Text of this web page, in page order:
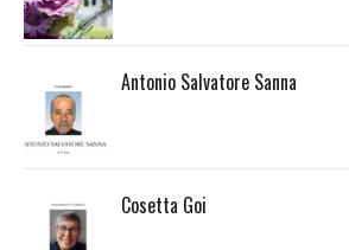
Antonio Salvatore Sanna
Cosetta Goi